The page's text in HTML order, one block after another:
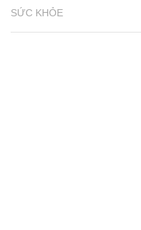
SỨC KHỎE